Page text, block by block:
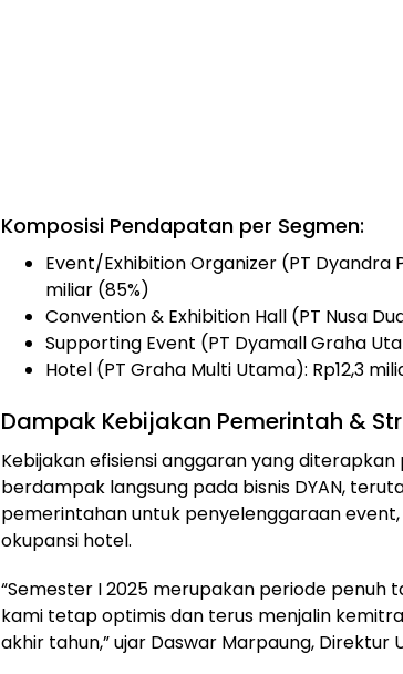
Komposisi Pendapatan per Segmen:
Event/Exhibition Organizer (PT Dyandra
miliar (85%)
Convention & Exhibition Hall (PT Nusa
Supporting Event (PT Dyamall Graha
Hotel (PT Graha Multi Utama): Rp12,3
Dampak Kebijakan Pemerintah &
Kebijakan efisiensi anggaran yang
berdampak langsung pada bisnis DYAN,
pemerintahan untuk penyelenggaraan
okupansi hotel.
“Semester I 2025 merupakan periode penuh
kami tetap optimis dan terus menjalin
akhir tahun,” ujar Daswar Marpaung, Direktur